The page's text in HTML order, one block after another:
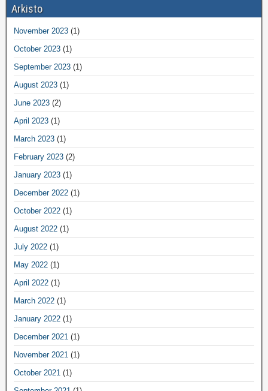
Arkisto
November 2023 (1)
October 2023 (1)
September 2023 (1)
August 2023 (1)
June 2023 (2)
April 2023 (1)
March 2023 (1)
February 2023 (2)
January 2023 (1)
December 2022 (1)
October 2022 (1)
August 2022 (1)
July 2022 (1)
May 2022 (1)
April 2022 (1)
March 2022 (1)
January 2022 (1)
December 2021 (1)
November 2021 (1)
October 2021 (1)